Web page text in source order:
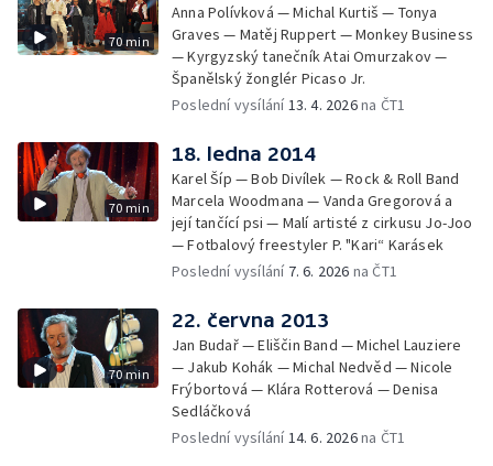
70 min
Anna Polívková — Michal Kurtiš — Tonya
Graves — Matěj Ruppert — Monkey Business
— Kyrgyzský tanečník Atai Omurzakov —
Španělský žonglér Picaso Jr.
Poslední vysílání13. 4. 2026na ČT1
70 min
18. ledna 2014
Karel Šíp — Bob Divílek — Rock & Roll Band
Marcela Woodmana — Vanda Gregorová a
její tančící psi — Malí artisté z cirkusu Jo-Joo
— Fotbalový freestyler P. "Kari“ Karásek
Poslední vysílání 7. 6. 2026 na ČT1
70 min
22. června 2013
Jan Budař — Eliščin Band — Michel Lauziere
— Jakub Kohák — Michal Nedvěd — Nicole
Frýbortová — Klára Rotterová — Denisa
Sedláčková
Poslední vysílání14. 6. 2026na ČT1